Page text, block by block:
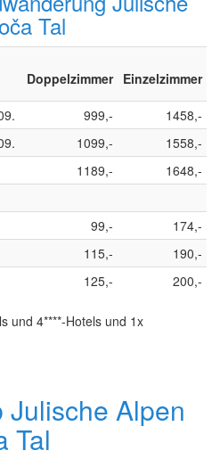
Tal
Doppelzimmer Einzelzimmer
999,-
1458,-
1099,-
1558,-
1189,-
1648,-
99,-
174,-
115,-
190,-
125,- 200,-
und 4****-Hotels und 1x
Alpen
Tal